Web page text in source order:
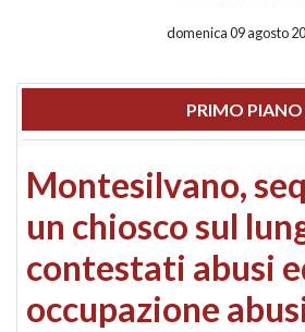
domenica 09 agosto
PRIMO PIANO
Montesilvano,
un chiosco sul
contestati abusi
occupazione